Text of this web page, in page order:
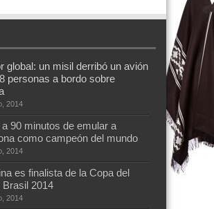
global: un misil derribó un avión
personas a bordo sobre
2014
90 minutos de emular a
como campeón del mundo
2014
es finalista de la Copa del
Brasil 2014
2014